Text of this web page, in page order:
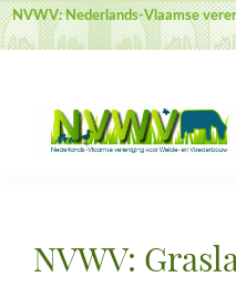
Door
naar
inhoud
Spring
naar
sidebar
Spring
naar
NVWV: Nederlands-Vlaamse
voor
NVWV: